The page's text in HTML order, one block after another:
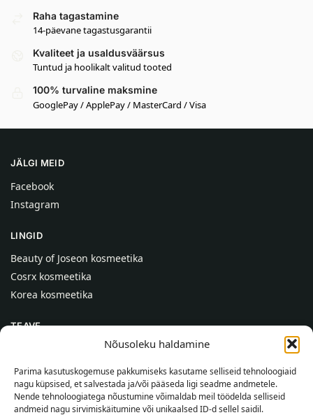
Nõusoleku haldamine
Parima kasutuskogemuse pakkumiseks kasutame selliseid tehnoloogiaid
nagu küpsised, et salvestada ja/või pääseda ligi seadme andmetele.
Nende tehnoloogiatega nõustumine võimaldab meil töödelda selliseid
andmeid nagu sirvimiskäitumine või unikaalsed ID-d sellel saidil.
Raha tagastamine
14-päevane tagastusgarantii
Kvaliteet ja usaldusväärsus
Tuntud ja hoolikalt valitud tooted
100% turvaline maksmine
GooglePay / ApplePay / MasterCard / Visa
JÄLGI MEID
Facebook
Instagram
LINGID
Beauty of Joseon kosmeetika
Cosrx kosmeetika
Korea kosmeetika
TEAVE
Kontaktid
Abi